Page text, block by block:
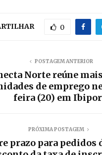
0
POSTAGEM ANTERIOR
Norte reúne
de emprego
feira (20) em
PRÓXIMA POSTAGEM
prazo para pedidos